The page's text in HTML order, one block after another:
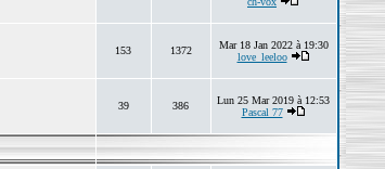
153 1372
Mar 18 Jan 2022 à 19:30
love_leeloo
39 386
Lun 25 Mar 2019 à 12:53
Pascal 77